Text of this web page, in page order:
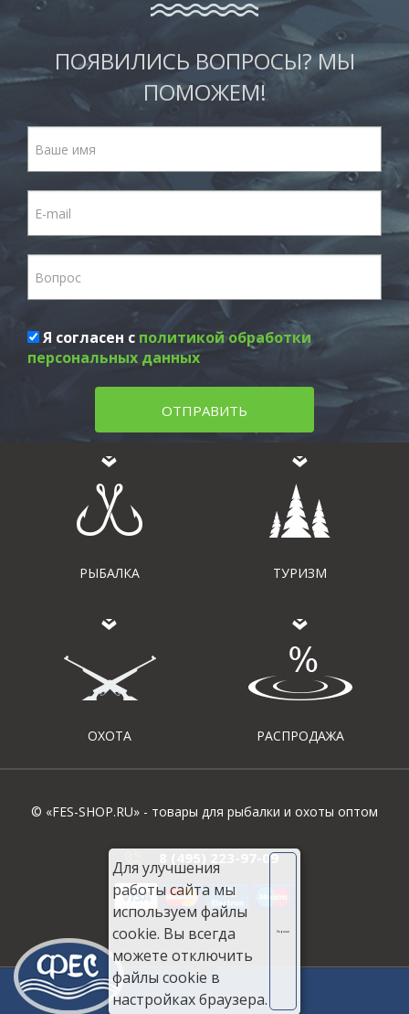
ПОЯВИЛИСЬ ВОПРОСЫ? МЫ
ПОМОЖЕМ!
Я согласен с политикой обработки
персональных данных
ОТПРАВИТЬ
РЫБАЛКА ТУРИЗМ
ОХОТА РАСПРОДАЖА
© «FES-SHOP.RU» - товары для рыбалки и охоты оптом
8 (495) 223-97-09
Для улучшения
работы сайта мы
используем файлы
cookie. Вы всегда
можете отключить
файлы cookie в
настройках браузера.
Хорошо